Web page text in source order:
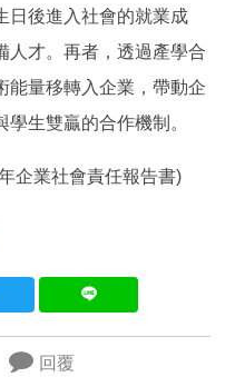
日後進入社會的就業成
人才。再者，透過產學合
能量移轉入企業，帶動企
生雙贏的合作機制。
企業社會責任報告書)
回覆